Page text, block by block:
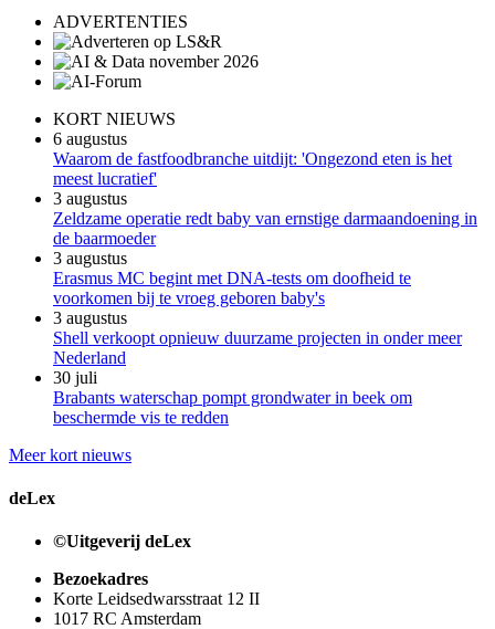
ADVERTENTIES
KORT NIEUWS
6 augustus
Waarom de fastfoodbranche uitdijt: 'Ongezond eten is het
meest lucratief'
3 augustus
Zeldzame operatie redt baby van ernstige darmaandoening in
de baarmoeder
3 augustus
Erasmus MC begint met DNA-tests om doofheid te
voorkomen bij te vroeg geboren baby's
3 augustus
Shell verkoopt opnieuw duurzame projecten in onder meer
Nederland
30 juli
Brabants waterschap pompt grondwater in beek om
beschermde vis te redden
Meer kort nieuws
deLex
©Uitgeverij deLex
Bezoekadres
Korte Leidsedwarsstraat 12 II
1017 RC Amsterdam